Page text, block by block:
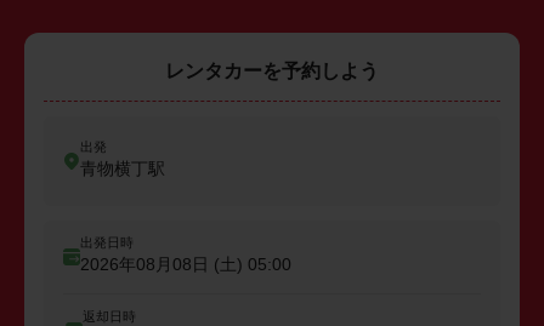
レンタカーを予約しよう
出発
青物横丁駅
出発日時
2026年08月08日 (土) 05:00
返却日時